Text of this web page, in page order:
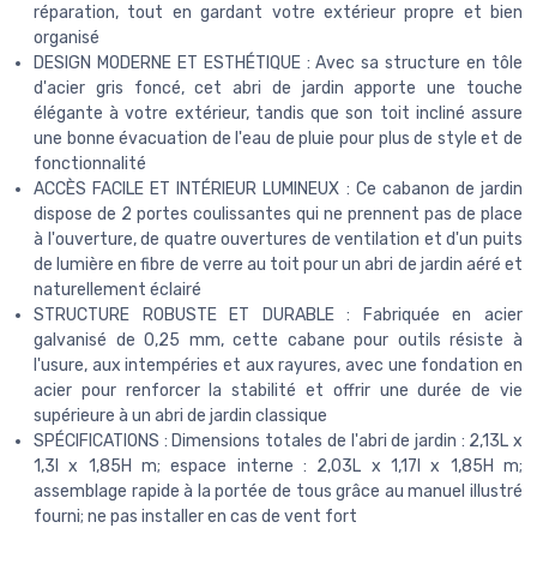
réparation, tout en gardant votre extérieur propre et bien
organisé
DESIGN MODERNE ET ESTHÉTIQUE : Avec sa structure en tôle
d'acier gris foncé, cet abri de jardin apporte une touche
élégante à votre extérieur, tandis que son toit incliné assure
une bonne évacuation de l'eau de pluie pour plus de style et de
fonctionnalité
ACCÈS FACILE ET INTÉRIEUR LUMINEUX : Ce cabanon de jardin
dispose de 2 portes coulissantes qui ne prennent pas de place
à l'ouverture, de quatre ouvertures de ventilation et d'un puits
de lumière en fibre de verre au toit pour un abri de jardin aéré et
naturellement éclairé
STRUCTURE ROBUSTE ET DURABLE : Fabriquée en acier
galvanisé de 0,25 mm, cette cabane pour outils résiste à
l'usure, aux intempéries et aux rayures, avec une fondation en
acier pour renforcer la stabilité et offrir une durée de vie
supérieure à un abri de jardin classique
SPÉCIFICATIONS : Dimensions totales de l'abri de jardin : 2,13L x
1,3l x 1,85H m; espace interne : 2,03L x 1,17l x 1,85H m;
assemblage rapide à la portée de tous grâce au manuel illustré
fourni; ne pas installer en cas de vent fort